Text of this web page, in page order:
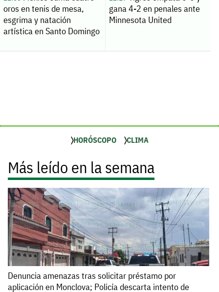
oros en tenis de mesa,
esgrima y natación
artística en Santo Domingo
gana 4-2 en penales ante
Minnesota United
HORÓSCOPO CLIMA
Más leído en la semana
Denuncia amenazas tras solicitar préstamo por
aplicación en Monclova; Policía descarta intento de